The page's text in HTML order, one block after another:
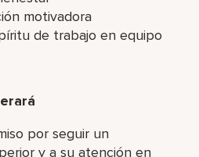
motivadora
de trabajo en equipo
por seguir un
y a su atención en